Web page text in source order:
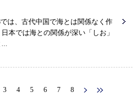
では、古代中国で海とは関係なく作
本では海との関係が深い「しお」
...
3 4 5 6 7 8